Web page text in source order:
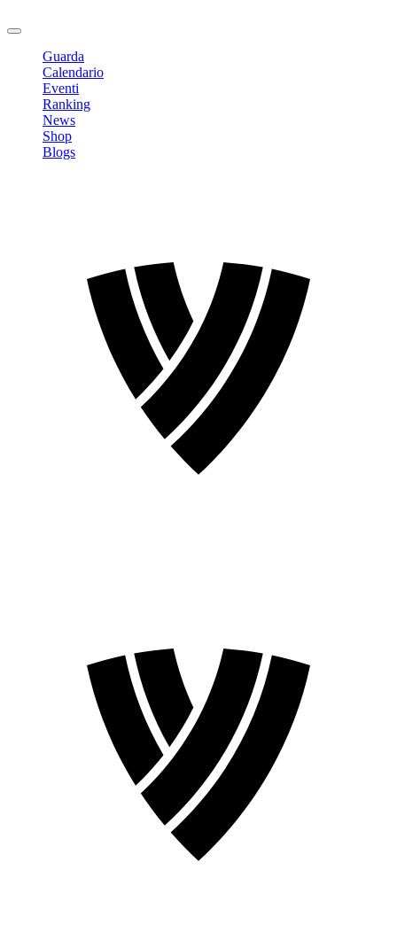
Guarda
Calendario
Eventi
Ranking
News
Shop
Blogs